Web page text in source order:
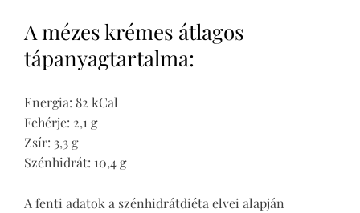
A mézes krémes átlagos
tápanyagtartalma:
Energia: 82 kCal
Fehérje: 2,1 g
Zsír: 3,3 g
Szénhidrát: 10,4 g
A fenti adatok a szénhidrátdiéta elvei alapján